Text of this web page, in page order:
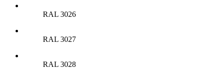
RAL 3026
RAL 3027
RAL 3028